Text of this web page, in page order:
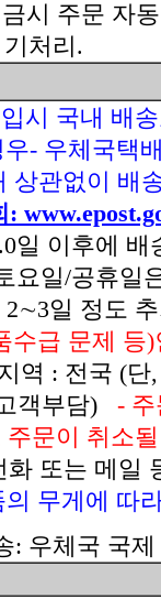
시 주문 자
기처리.
시 국내 배
- 우체국택
상관없이 배
:
일 이후에
일/공휴일
일 정도
수급 문제 등
역 : 전국 (
객부담)
- 주
주문이 취소
또는 메일
무게에 따
: 우체국 국제